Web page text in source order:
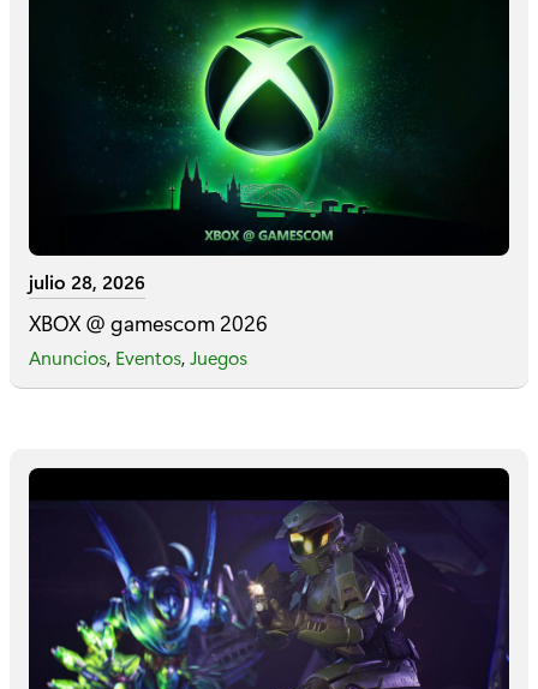
julio 28, 2026
XBOX @ gamescom 2026
Anuncios, Eventos,Juegos